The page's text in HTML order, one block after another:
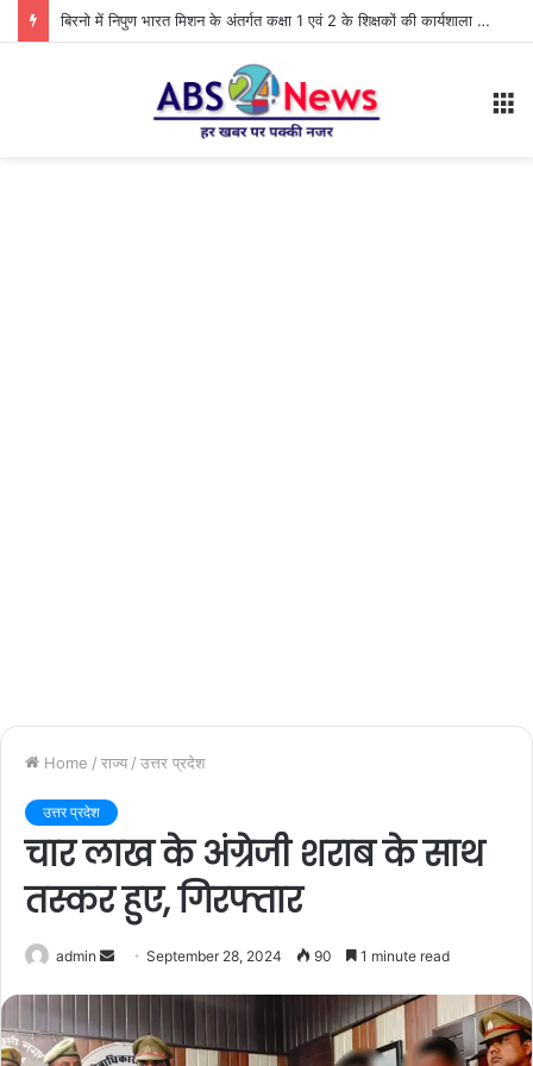
बिरनो में निपुण भारत मिशन के अंतर्गत कक्षा 1 एवं 2 के शिक्षकों की कार्यशाला आयोजित
Home / राज्य / उत्तर प्रदेश
उत्तर प्रदेश
चार लाख के अंग्रेजी शराब के साथ
तस्कर हुए, गिरफ्तार
admin
d
September 28, 2024 90 1 minute read